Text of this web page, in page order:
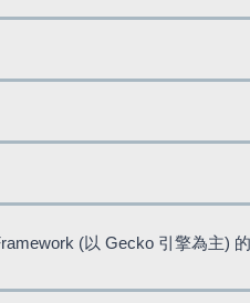
(以 Gecko 引擎為主)